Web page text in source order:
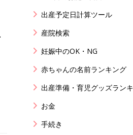
出産予定日計算ツール
産院検索
妊娠中のOK・NG
赤ちゃんの名前ランキング
出産準備・育児グッズラン
お金
手続き